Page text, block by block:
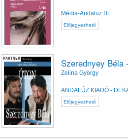
Média-Andaluz Bt.
Előjegyezhető
PARTNER Szerednyey Béla
Zelina György
ANDALÚZ KIADÓ -
Előjegyezhető